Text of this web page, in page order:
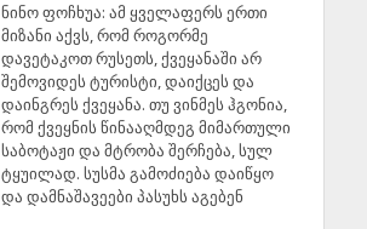
ნინო ფოჩხუა: ამ ყველაფერს ერთი
მიზანი აქვს, რომ როგორმე
დავეტაკოთ რუსეთს, ქვეყანაში არ
შემოვიდეს ტურისტი, დაიქცეს და
დაინგრეს ქვეყანა. თუ ვინმეს ჰგონია,
რომ ქვეყნის წინააღმდეგ მიმართული
საბოტაჟი და მტრობა შერჩება, სულ
ტყუილად. სუსმა გამოძიება დაიწყო
და დამნაშავეები პასუხს აგებენ